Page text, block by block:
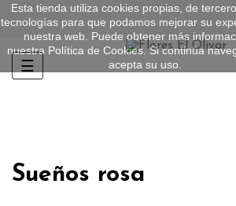
Esta tienda utiliza cookies propias, de
tecnologías para que podamos mejorar su
nuestra web. Puede obtener más
nuestra Política de Cookies . Si continúa
acepta su uso.
Navegación
☰
Sueños rosa